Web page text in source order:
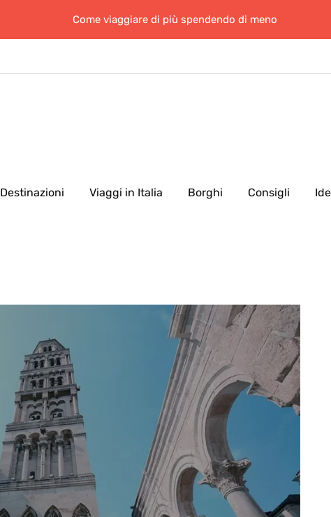
Come viaggiare di più spendendo di meno
Destinazioni Viaggi in Italia Borghi Consigli